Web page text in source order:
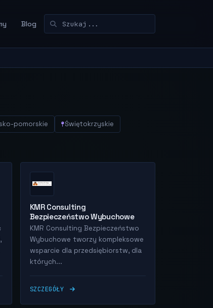
Blog
pomorskie Świętokrzyskie
KMR Consulting
Bezpieczeństwo Wybuchowe
KMR Consulting Bezpieczeństwo
Wybuchowe tworzy kompleksowe
wsparcie dla przedsiębiorstw, dla
których...
SZCZEGÓŁY